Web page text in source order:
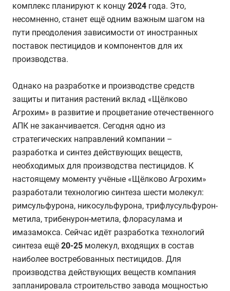
комплекс планируют к концу 2024 года. Это,
несомненно, станет ещё одним важным шагом на
пути преодоления зависимости от иностранных
поставок пестицидов и компонентов для их
производства.
Однако на разработке и производстве средств
защиты и питания растений вклад «Щёлково
Агрохим» в развитие и процветание отечественного
АПК не заканчивается. Сегодня одно из
стратегических направлений компании –
разработка и синтез действующих веществ,
необходимых для производства пестицидов. К
настоящему моменту учёные «Щёлково Агрохим»
разработали технологию синтеза шести молекул:
римсульфурона, никосульфурона, трифлусульфурон-
метила, трибенурон-метила, флорасулама и
имазамокса. Сейчас идёт разработка технологий
синтеза ещё 20-25 молекул, входящих в состав
наиболее востребованных пестицидов. Для
производства действующих веществ компания
запланировала строительство завода мощностью